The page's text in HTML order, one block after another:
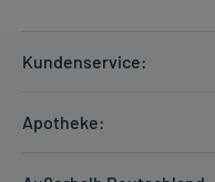
Kundenservice:
Zahlungsarten
Apotheke: